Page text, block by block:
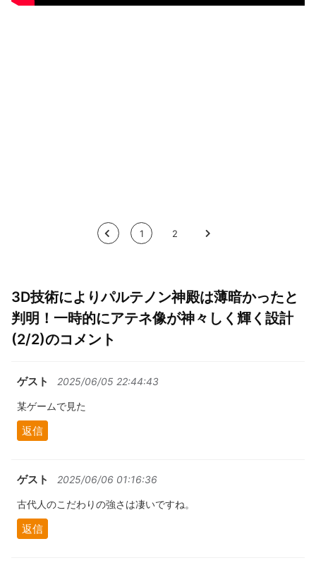
< 1 2 >
3D技術によりパルテノン神殿は薄暗かったと
判明！一時的にアテネ像が神々しく輝く設計
(2/2)のコメント
ゲスト 2025/06/05 22:44:43
某ゲームで見た
返信
ゲスト 2025/06/06 01:16:36
古代人のこだわりの強さは凄いですね。
返信